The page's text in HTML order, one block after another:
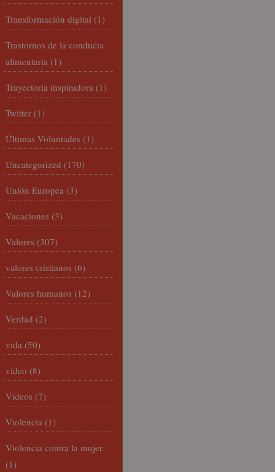
Transformación digital (1)
Trastornos de la conducta
alimentaria (1)
Trayectoria inspiradora (1)
Twitter (1)
Últimas Voluntades (1)
Uncategorized (170)
Unión Europea (3)
Vacaciones (3)
Valores (307)
valores cristianos (6)
Valores humanos (12)
Verdad (2)
vida (50)
video (8)
Vídeos (7)
Violencia (1)
Violencia contra la mujer
(1)